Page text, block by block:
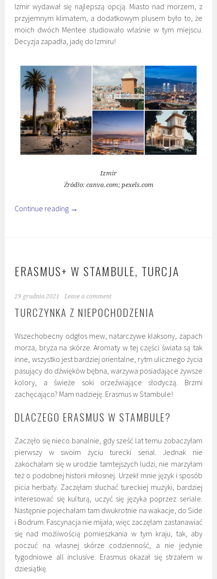
Izmir wydawał się najlepszą opcją. Miasto nad morzem, z
przyjemnym klimatem, a dodatkowym plusem było to, że
moich dwóch Mentee studiowało właśnie w tym miejscu.
Decyzja zapadła, jadę do Izmiru!
Izmir
Źródło: canva.com; pexels.com
Continue reading →
ERASMUS+ W STAMBULE, TURCJA
29 grudnia 2021 Leave a comment
TURCZYNKA Z NIEPOCHODZENIA
Wszechobecny odgłos mew, natarczywe klaksony, zapach
morza, bryza na skórze. Aromaty w tej części świata są tak
inne, wszystko jest bardziej orientalne, rytm ulicznego życia
pasujący do dźwięków bębna, warzywa posiadające żywsze
kolory, a świeże soki orzeźwiające słodyczą. Brzmi
zachęcająco? Mam nadzieję. Erasmus w Stambule!
DLACZEGO ERASMUS W STAMBULE?
Zaczęło się nieco banalnie, gdy sześć lat temu zobaczyłam
pierwszy w swoim życiu turecki serial. Jednak nie
zakochałam się w urodzie tamtejszych ludzi, nie marzyłam
też o podobnej historii miłosnej. Urzekł mnie język i sposób
picia herbaty. Zaczęłam słuchać tureckiej muzyki, bardziej
interesować się kulturą, uczyć się języka poprzez seriale.
Następnie pojechałam tam dwukrotnie na wakacje, do Side
i Bodrum. Fascynacja nie mijała, więc zaczęłam zastanawiać
się nad możliwością pomieszkania w tym kraju, tak, aby
poczuć na własnej skórze codzienność, a nie jedynie
tygodniowe all inclusive. Erasmus okazał się strzałem w
dziesiątkę.